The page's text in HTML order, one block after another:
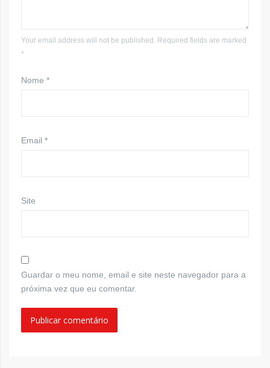
Your email address will not be published. Required fields are marked
*
Nome *
Email *
Site
Guardar o meu nome, email e site neste navegador para a
próxima vez que eu comentar.